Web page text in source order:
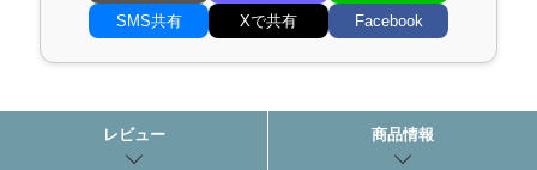
SMS共有
Xで共有 Facebook
レビュー 商品情報